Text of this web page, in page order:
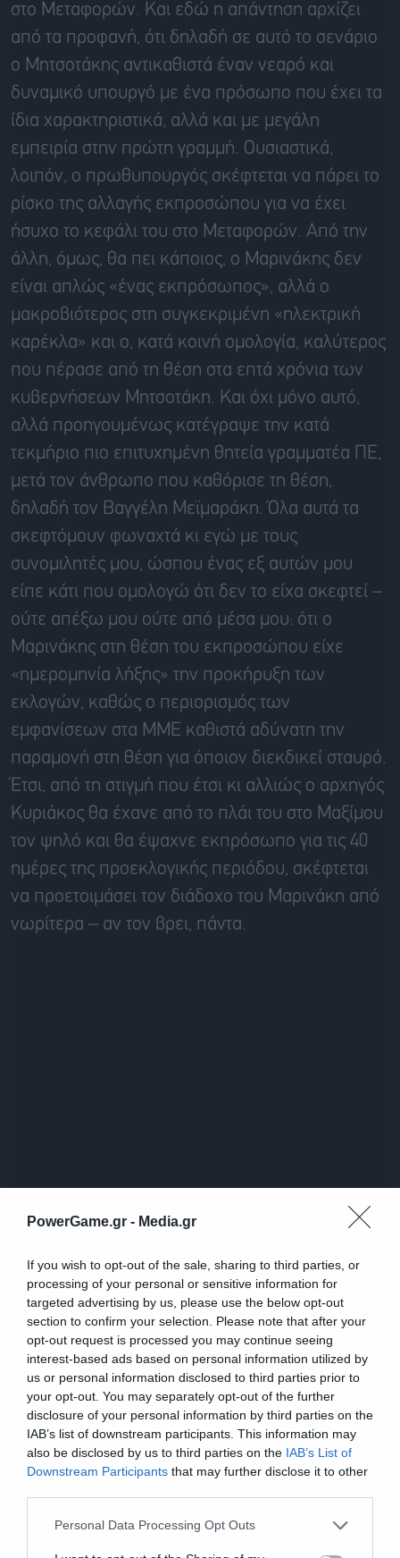
PowerGame.gr - Media.gr
If you wish to opt-out of the sale, sharing to third parties, or
processing of your personal or sensitive information for
targeted advertising by us, please use the below opt-out
section to confirm your selection. Please note that after your
opt-out request is processed you may continue seeing
interest-based ads based on personal information utilized by
us or personal information disclosed to third parties prior to
your opt-out. You may separately opt-out of the further
disclosure of your personal information by third parties on the
IAB’s list of downstream participants. This information may
also be disclosed by us to third parties on the IAB’s List of
Downstream Participants that may further disclose it to other
Personal Data Processing Opt Outs
στο Μεταφορών. Και εδώ η απάντηση αρχίζει
από τα προφανή, ότι δηλαδή σε αυτό το σενάριο
ο Μητσοτάκης αντικαθιστά έναν νεαρό και
δυναμικό υπουργό με ένα πρόσωπο που έχει τα
ίδια χαρακτηριστικά, αλλά και με μεγάλη
εμπειρία στην πρώτη γραμμή. Ουσιαστικά,
λοιπόν, ο πρωθυπουργός σκέφτεται να πάρει το
ρίσκο της αλλαγής εκπροσώπου για να έχει
ήσυχο το κεφάλι του στο Μεταφορών. Από την
άλλη, όμως, θα πει κάποιος, ο Μαρινάκης δεν
είναι απλώς «ένας εκπρόσωπος», αλλά ο
μακροβιότερος στη συγκεκριμένη «ηλεκτρική
καρέκλα» και ο, κατά κοινή ομολογία, καλύτερος
που πέρασε από τη θέση στα επτά χρόνια των
κυβερνήσεων Μητσοτάκη. Και όχι μόνο αυτό,
αλλά προηγουμένως κατέγραψε την κατά
τεκμήριο πιο επιτυχημένη θητεία γραμματέα ΠΕ,
μετά τον άνθρωπο που καθόρισε τη θέση,
δηλαδή τον Βαγγέλη Μεϊμαράκη. Όλα αυτά τα
σκεφτόμουν φωναχτά κι εγώ με τους
συνομιλητές μου, ώσπου ένας εξ αυτών μου
είπε κάτι που ομολογώ ότι δεν το είχα σκεφτεί –
ούτε απέξω μου ούτε από μέσα μου: ότι ο
Μαρινάκης στη θέση του εκπροσώπου είχε
«ημερομηνία λήξης» την προκήρυξη των
εκλογών, καθώς ο περιορισμός των
εμφανίσεων στα ΜΜΕ καθιστά αδύνατη την
παραμονή στη θέση για όποιον διεκδικεί σταυρό.
Έτσι, από τη στιγμή που έτσι κι αλλιώς ο αρχηγός
Κυριάκος θα έχανε από το πλάι του στο Μαξίμου
τον ψηλό και θα έψαχνε εκπρόσωπο για τις 40
ημέρες της προεκλογικής περιόδου, σκέφτεται
να προετοιμάσει τον διάδοχο του Μαρινάκη από
νωρίτερα – αν τον βρει, πάντα.
! Κάποιος πονηρός θα σκεφτεί ότι η μετακίνηση ή
μη του εκπροσώπου Μαρινάκη θα «δείξει» και
τον χρόνο των εκλογών. Αν και δεν μπορώ το
ξέρω, αυτό που μπορώ να σας πω είναι ότι μου
αρέσει ο τρόπος που σκέφτεστε.
Ψάχνοντας τον διάδοχο
Πάμε, τώρα, στη σοβαρή εκκρεμότητα που
απομένει να λυθεί ώστε να «κλειδώσει» (που
δεν έχει κλειδώσει ή, για να ακριβολογώ, είχε
Εγγραφή στο
newsletter